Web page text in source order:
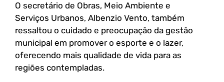
O secretário de Obras, Meio Ambiente e
Serviços Urbanos, Albenzio Vento, também
ressaltou o cuidado e preocupação da gestão
municipal em promover o esporte e o lazer,
oferecendo mais qualidade de vida para as
regiões contempladas.